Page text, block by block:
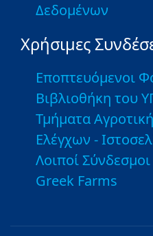
Δεδομένων
Χρήσιμες
Εποπτευόμενοι
Βιβλιοθήκη του
Τμήματα
Ελέγχων -
Λοιποί Σύνδεσμοι
Greek Farms